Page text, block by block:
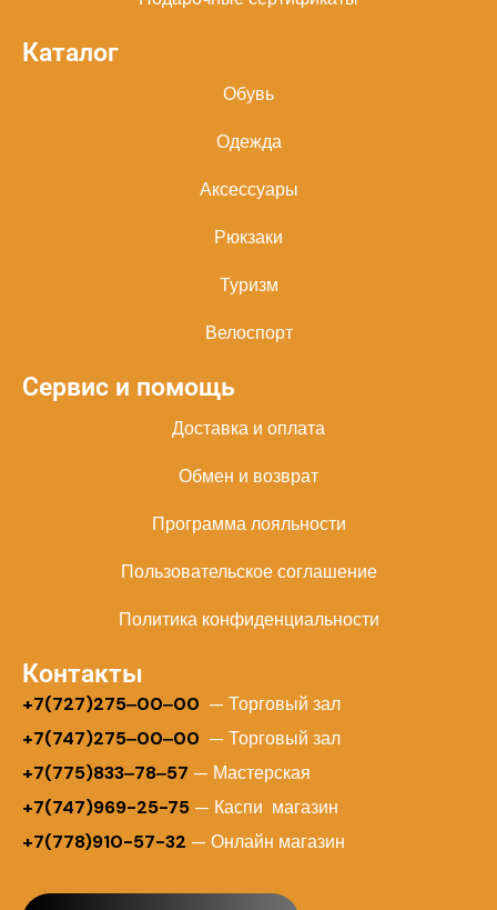
Каталог
Обувь
Одежда
Аксессуары
Рюкзаки
Туризм
Велоспорт
Сервис и помощь
Доставка и оплата
Обмен и возврат
Программа лояльности
Пользовательское соглашение
Политика конфиденциальности
Контакты
+7(727)275‒00‒00 — Торговый зал
+7(747)275‒00‒00 — Торговый зал
+7(775)833‒78‒57 — Мастерская
+7(747)969-25-75 — Каспи магазин
+7(778)910-57-32 — Онлайн магазин